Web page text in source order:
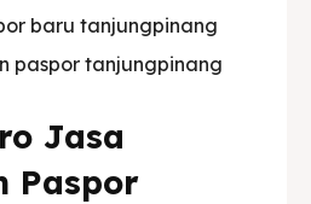
baru tanjungpinang
paspor tanjungpinang
Jasa
Paspor